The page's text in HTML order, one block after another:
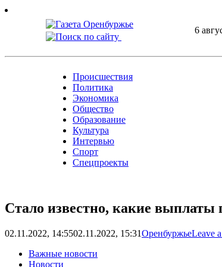
Skip
6
Происшествия
Политика
Экономика
Общество
Образование
Культура
Интервью
Спорт
Спецпроекты
Стало известно, какие
02.11.2022, 14:5502.11.2022, 15:31ОренбуржьеLeave
Важные новости
Новости